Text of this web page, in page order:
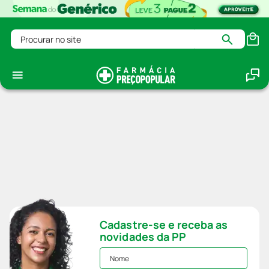
Procurar no site
Cadastre-se e receba as
novidades da PP